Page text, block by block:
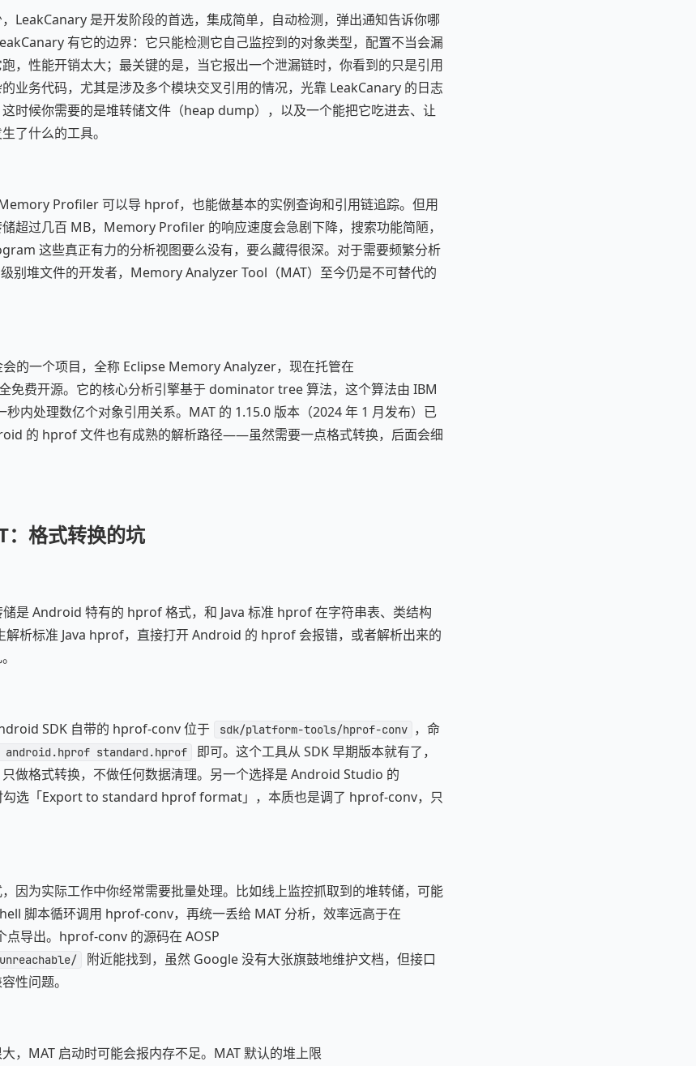
LeakCanary 是开发阶段的首选，集成简单，自动检测，弹出通知告诉你哪
有它的边界：它只能检测它自己监控到的对象类型，配置不当会漏
，性能开销太大；最关键的是，当它报出一个泄漏链时，你看到的只是引用
业务代码，尤其是涉及多个模块交叉引用的情况，光靠 LeakCanary 的日志
时候你需要的是堆转储文件（heap dump），以及一个能把它吃进去、让
了什么的工具。
Profiler 可以导 hprof，也能做基本的实例查询和引用链追踪。但用
超过几百 MB，Memory Profiler 的响应速度会急剧下降，搜索功能简陋，
这些真正有力的分析视图要么没有，要么藏得很深。对于需要频繁分析
别堆文件的开发者，Memory Analyzer Tool（MAT）至今仍是不可替代的
会的一个项目，全称 Eclipse Memory Analyzer，现在托管在
免费开源。它的核心分析引擎基于 dominator tree 算法，这个算法由 IBM
秒内处理数亿个对象引用关系。MAT 的 1.15.0 版本（2024 年 1 月发布）已
的 hprof 文件也有成熟的解析路径——虽然需要一点格式转换，后面会细
格式转换的坑
是 Android 特有的 hprof 格式，和 Java 标准 hprof 在字符串表、类结构
解析标准 Java hprof，直接打开 Android 的 hprof 会报错，或者解析出来的
SDK 自带的 hprof-conv 位于 sdk/platform-tools/hprof-conv ，命
android.hprof standard.hprof
即可。这个工具从 SDK 早期版本就有了，
做格式转换，不做任何数据清理。另一个选择是 Android Studio 的
选「Export to standard hprof format」，本质也是调了 hprof-conv，只
因为实际工作中你经常需要批量处理。比如线上监控抓取到的堆转储，可能
脚本循环调用 hprof-conv，再统一丢给 MAT 分析，效率远高于在
导出。hprof-conv 的源码在 AOSP
附近能找到，虽然 Google 没有大张旗鼓地维护文档，但接口
性问题。
，MAT 启动时可能会报内存不足。MAT 默认的堆上限